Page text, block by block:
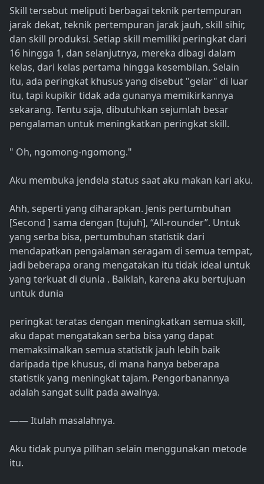
Skill tersebut meliputi berbagai teknik pertempuran
jarak dekat, teknik pertempuran jarak jauh, skill sihir,
dan skill produksi. Setiap skill memiliki peringkat dari
16 hingga 1, dan selanjutnya, mereka dibagi dalam
kelas, dari kelas pertama hingga kesembilan. Selain
itu, ada peringkat khusus yang disebut "gelar" di luar
itu, tapi kupikir tidak ada gunanya memikirkannya
sekarang. Tentu saja, dibutuhkan sejumlah besar
pengalaman untuk meningkatkan peringkat skill.
" Oh, ngomong-ngomong."
Aku membuka jendela status saat aku makan kari aku.
Ahh, seperti yang diharapkan. Jenis pertumbuhan
[Second ] sama dengan [tujuh], “All-rounder”. Untuk
yang serba bisa, pertumbuhan statistik dari
mendapatkan pengalaman seragam di semua tempat,
jadi beberapa orang mengatakan itu tidak ideal untuk
yang terkuat di dunia . Baiklah, karena aku bertujuan
untuk dunia
peringkat teratas dengan meningkatkan semua skill,
aku dapat mengatakan serba bisa yang dapat
memaksimalkan semua statistik jauh lebih baik
daripada tipe khusus, di mana hanya beberapa
statistik yang meningkat tajam. Pengorbanannya
adalah sangat sulit pada awalnya.
―― Itulah masalahnya.
Aku tidak punya pilihan selain menggunakan metode
itu.